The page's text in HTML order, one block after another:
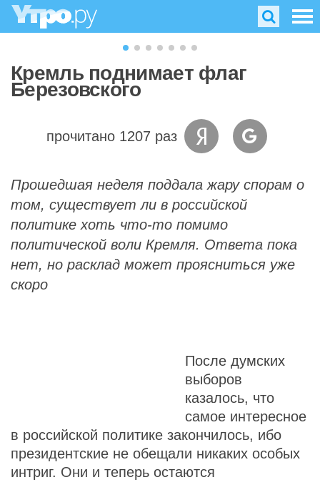
Кремль поднимает флаг
Березовского
прочитано 1207 раз
Прошедшая неделя поддала жару спорам о
том, существует ли в российской
политике хоть что-то помимо
политической воли Кремля. Ответа пока
нет, но расклад может проясниться уже
скоро
После думских
выборов
казалось, что
самое интересное
в российской политике закончилось, ибо
президентские не обещали никаких особых
интриг. Они и теперь остаются